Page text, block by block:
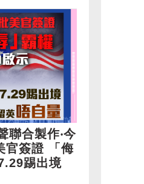
聯合製作‧今
官簽證 「侮
踢出境